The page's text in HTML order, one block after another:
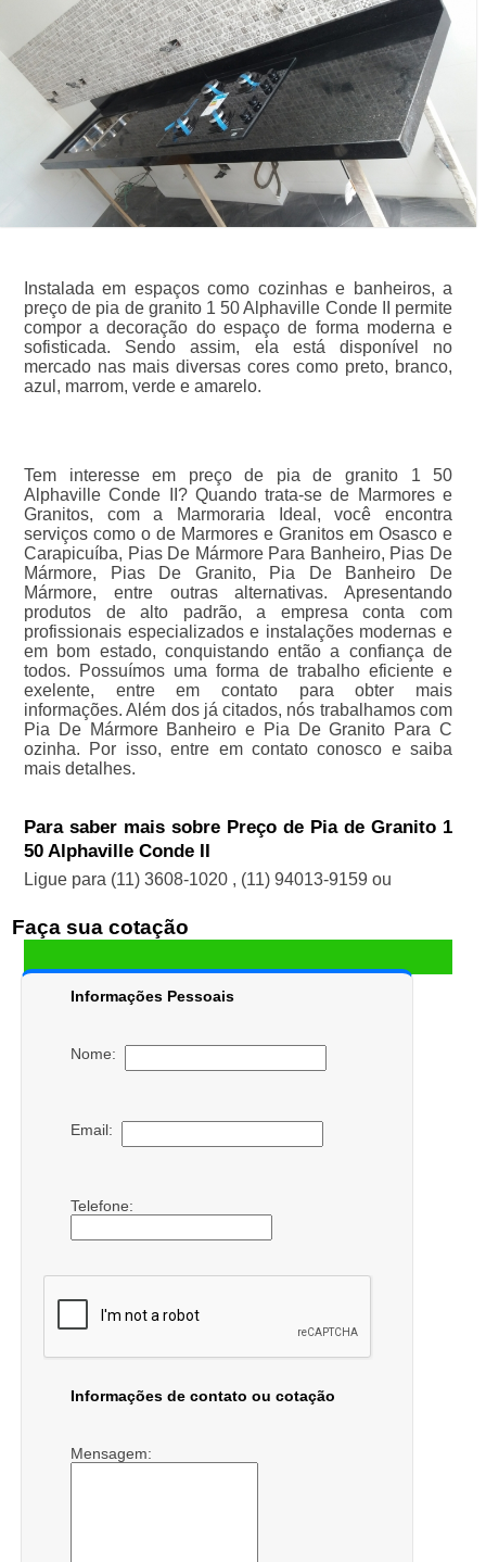
Instalada em espaços como cozinhas e banheiros, a
preço de pia de granito 1 50 Alphaville Conde II permite
compor a decoração do espaço de forma moderna e
sofisticada. Sendo assim, ela está disponível no
mercado nas mais diversas cores como preto, branco,
azul, marrom, verde e amarelo.
Tem interesse em preço de pia de granito 1 50
Alphaville Conde II? Quando trata-se de Marmores e
Granitos, com a Marmoraria Ideal, você encontra
serviços como o de Marmores e Granitos em Osasco e
Carapicuíba, Pias De Mármore Para Banheiro, Pias De
Mármore, Pias De Granito, Pia De Banheiro De
Mármore, entre outras alternativas. Apresentando
produtos de alto padrão, a empresa conta com
profissionais especializados e instalações modernas e
em bom estado, conquistando então a confiança de
todos. Possuímos uma forma de trabalho eficiente e
exelente, entre em contato para obter mais
informações. Além dos já citados, nós trabalhamos com
Pia De Mármore Banheiro e Pia De Granito Para C
ozinha. Por isso, entre em contato conosco e saiba
mais detalhes.
Para saber mais sobre Preço de Pia de Granito 1
50 Alphaville Conde II
Ligue para (11) 3608-1020 , (11) 94013-9159 ou
Faça sua cotação
Informações Pessoais
Nome:
Email:
Telefone:
Informações de contato ou cotação
Mensagem: